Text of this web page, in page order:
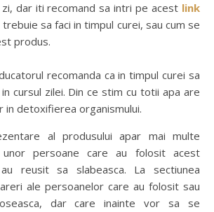
dar iti recomand sa intri pe acest link
sa faci in timpul curei, sau cum se
produs.
recomanda ca in timpul curei sa
cursul zilei. Din ce stim cu totii apa are
in detoxifierea organismului.
al produsului apar mai multe
persoane care au folosit acest
reusit sa slabeasca. La sectiunea
ale persoanelor care au folosit sau
dar care inainte vor sa se